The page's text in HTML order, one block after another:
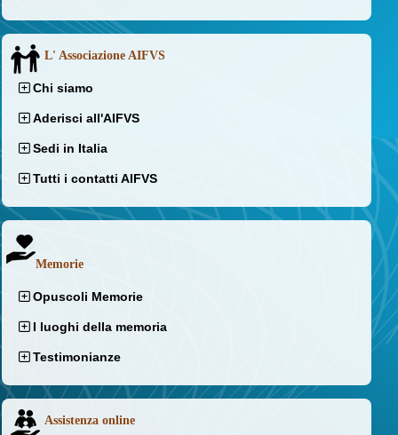
L' Associazione AIFVS
Chi siamo
Aderisci all'AIFVS
Sedi in Italia
Tutti i contatti AIFVS
Memorie
Opuscoli Memorie
I luoghi della memoria
Testimonianze
Assistenza online